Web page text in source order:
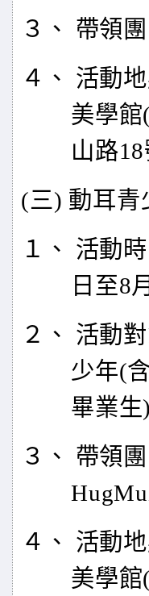
３、 帶領
４、 活動
美學
山路
(三) 動耳青
１、 活動
日至8
２、 活動
少年(
畢業生)
３、 帶領
４、 活動
美學